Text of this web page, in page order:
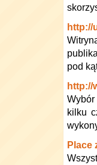
http://
pod
http://
kilku
Place